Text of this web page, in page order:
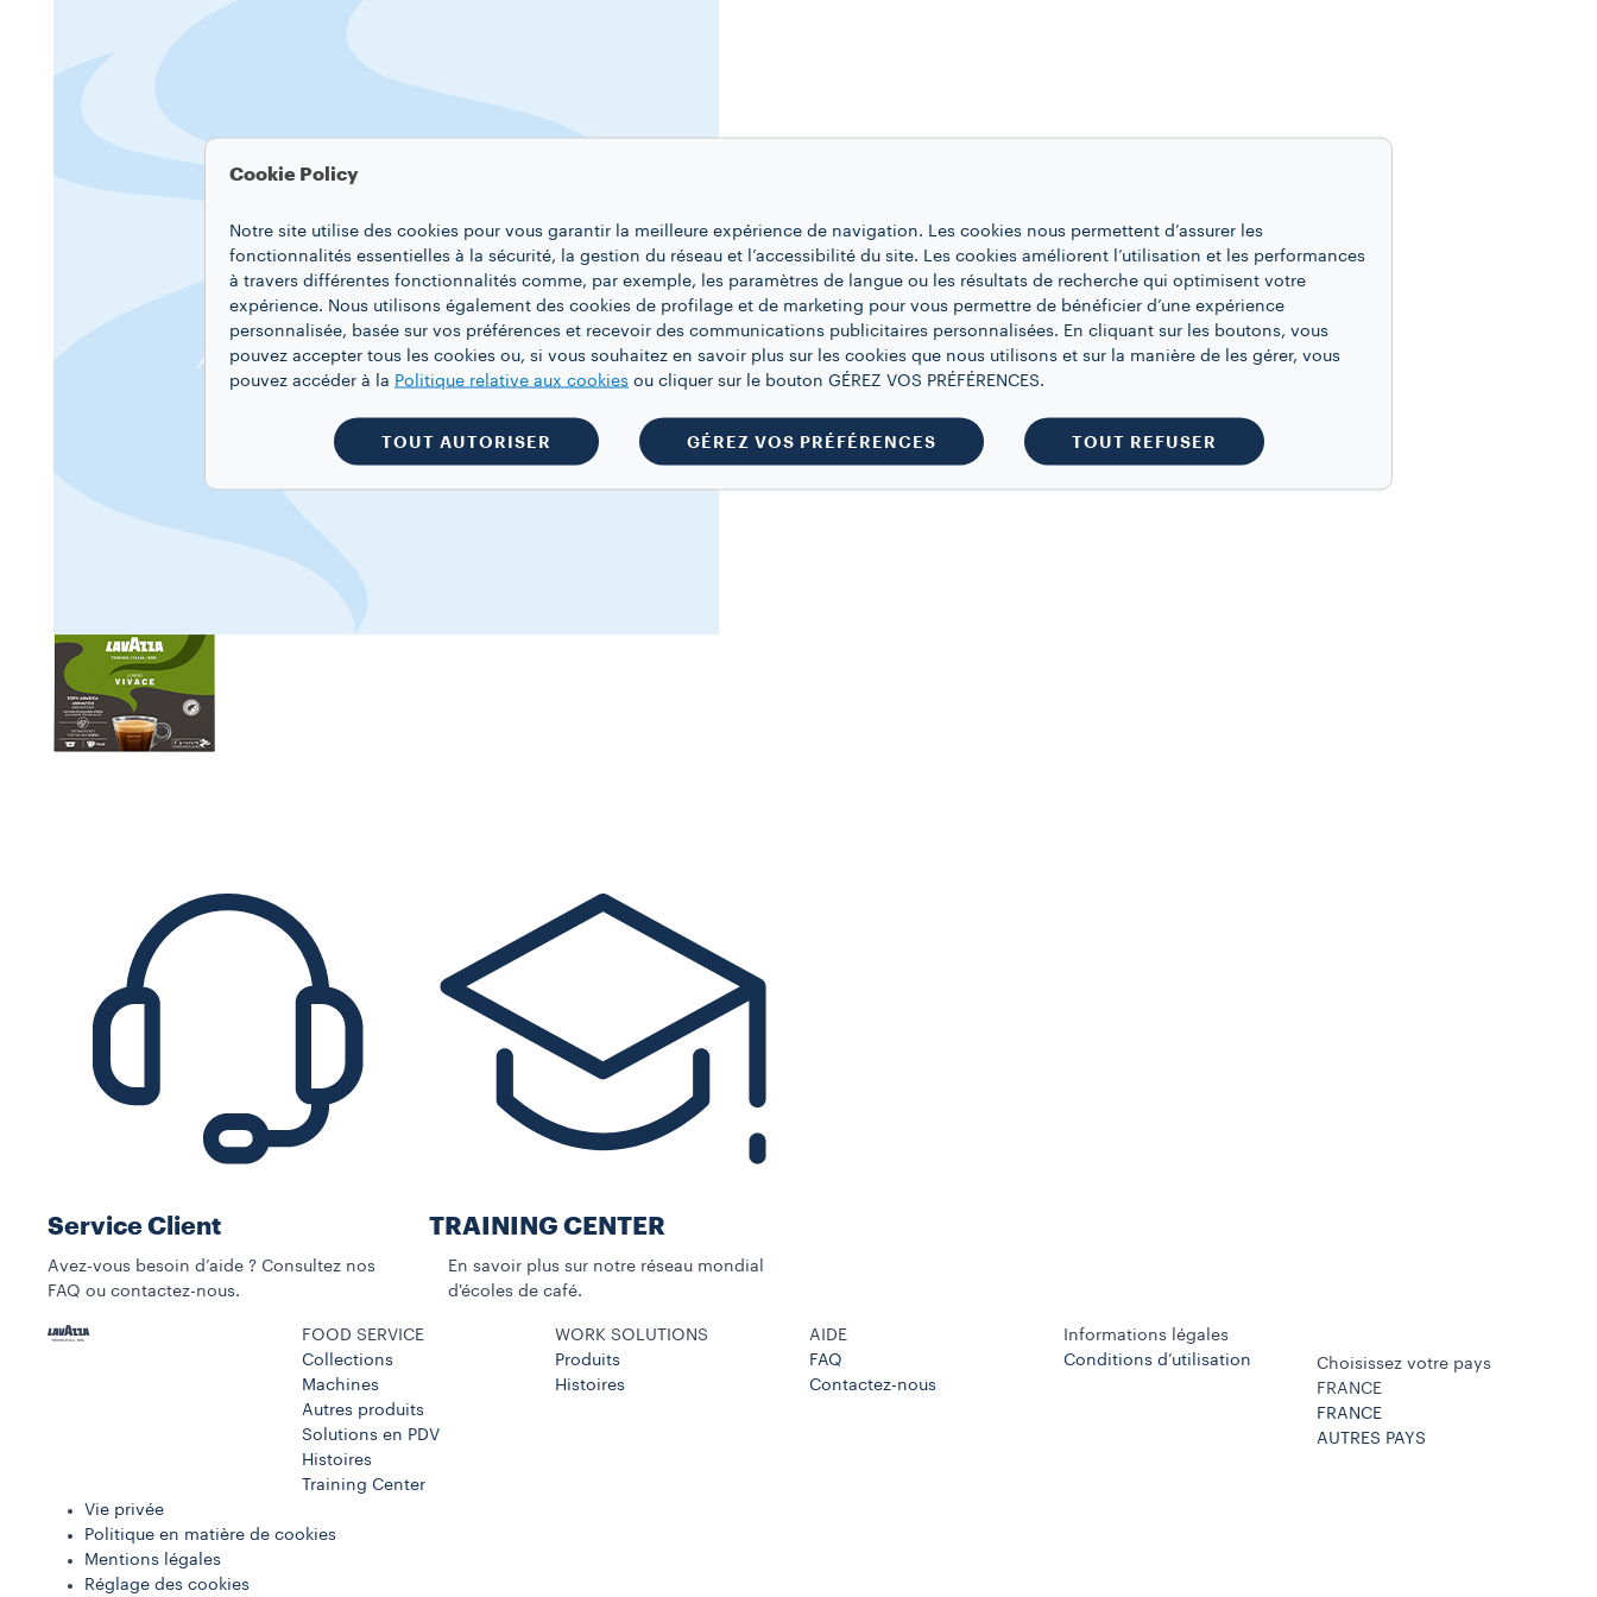
Service Client
Avez-vous besoin d’aide ? Consultez nos
FAQ ou contactez-nous.
TRAINING CENTER
En savoir plus sur notre réseau mondial
d'écoles de café.
FOOD SERVICE
Collections
Machines​
Autres produits
Solutions en PDV
Histoires
Training Center
WORK SOLUTIONS
Produits
Histoires
AIDE
FAQ
Contactez-nous
Informations légales
Conditions d’utilisation
Choisissez votre pays
FRANCE
FRANCE
AUTRES PAYS
Vie privée
Politique en matière de cookies
Mentions légales
Réglage des cookies
Cookie Policy
Notre site utilise des cookies pour vous garantir la meilleure expérience de navigation. Les cookies nous permettent d’assurer les
fonctionnalités essentielles à la sécurité, la gestion du réseau et l’accessibilité du site. Les cookies améliorent l’utilisation et les performances
à travers différentes fonctionnalités comme, par exemple, les paramètres de langue ou les résultats de recherche qui optimisent votre
expérience. Nous utilisons également des cookies de profilage et de marketing pour vous permettre de bénéficier d’une expérience
personnalisée, basée sur vos préférences et recevoir des communications publicitaires personnalisées. En cliquant sur les boutons, vous
pouvez accepter tous les cookies ou, si vous souhaitez en savoir plus sur les cookies que nous utilisons et sur la manière de les gérer, vous
pouvez accéder à la Politique relative aux cookies ou cliquer sur le bouton GÉREZ VOS PRÉFÉRENCES.
TOUT AUTORISER GÉREZ VOS PRÉFÉRENCES TOUT REFUSER